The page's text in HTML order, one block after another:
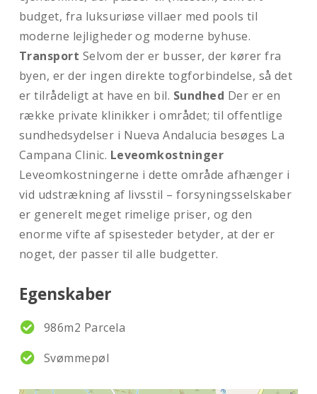
budget, fra luksuriøse villaer med pools til
moderne lejligheder og moderne byhuse.
Transport Selvom der er busser, der kører fra
byen, er der ingen direkte togforbindelse, så det
er tilrådeligt at have en bil. Sundhed Der er en
række private klinikker i området; til offentlige
sundhedsydelser i Nueva Andalucia besøges La
Campana Clinic. Leveomkostninger
Leveomkostningerne i dette område afhænger i
vid udstrækning af livsstil – forsyningsselskaber
er generelt meget rimelige priser, og den
enorme vifte af spisesteder betyder, at der er
noget, der passer til alle budgetter.
Egenskaber
986m2 Parcela
Svømmepøl